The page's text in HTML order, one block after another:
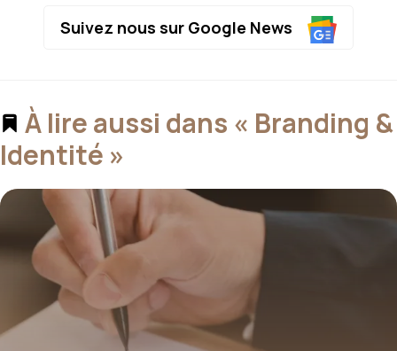
Suivez nous sur Google News
À lire aussi dans « Branding &
Identité »